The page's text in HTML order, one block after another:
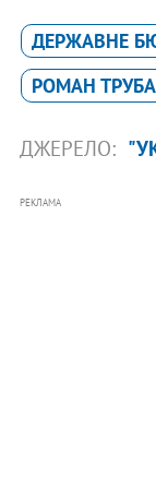
ДЕРЖАВНЕ
РОМАН ТРУБА
ДЖЕРЕЛО:
РЕКЛАМА